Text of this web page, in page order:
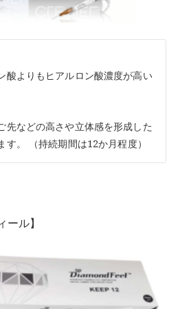
酸よりもヒアルロン酸濃度が高い
先などの高さや立体感を形成した
す。 （持続期間は12か月程度）
ール】